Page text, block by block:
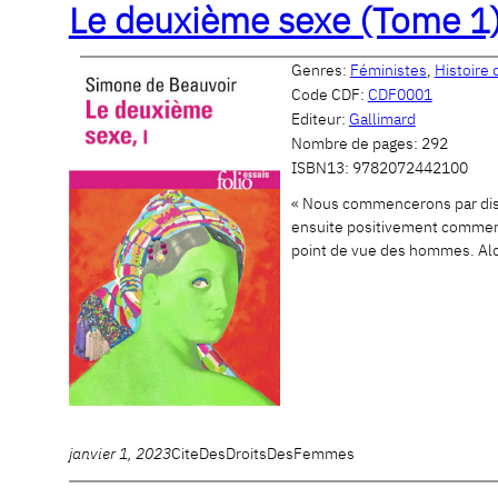
Le deuxième sexe (Tome
Genres: Féministes, Histoire
Code CDF: CDF0001
Editeur: Gallimard
Nombre de pages: 292
ISBN13: 9782072442100
« Nous commencerons par
ensuite positivement
point de vue des hommes.
janvier 1, 2023CiteDesDroitsDesFemmes